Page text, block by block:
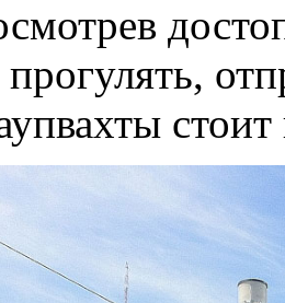
прогулять,